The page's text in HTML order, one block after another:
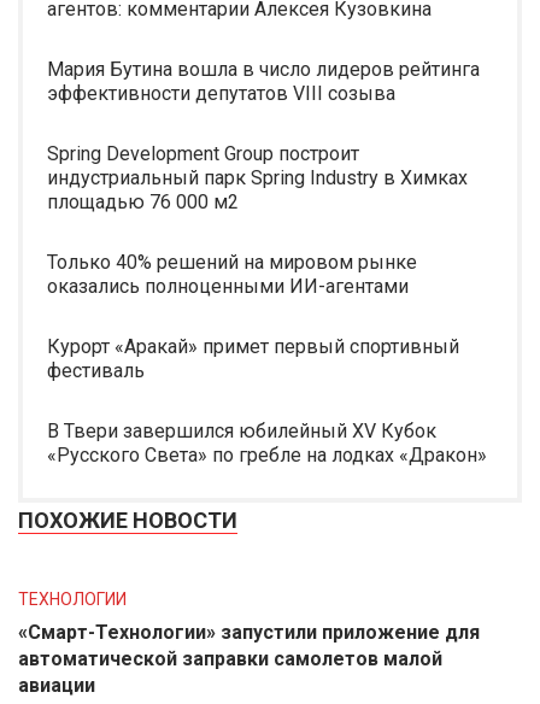
агентов: комментарии Алексея Кузовкина
Мария Бутина вошла в число лидеров рейтинга
эффективности депутатов VIII созыва
Spring Development Group построит
индустриальный парк Spring Industry в Химках
площадью 76 000 м2
Только 40% решений на мировом рынке
оказались полноценными ИИ-агентами
Курорт «Аракай» примет первый спортивный
фестиваль
В Твери завершился юбилейный XV Кубок
«Русского Света» по гребле на лодках «Дракон»
ПОХОЖИЕ НОВОСТИ
ТЕХНОЛОГИИ
«Смарт-Технологии» запустили приложение для
автоматической заправки самолетов малой
авиации